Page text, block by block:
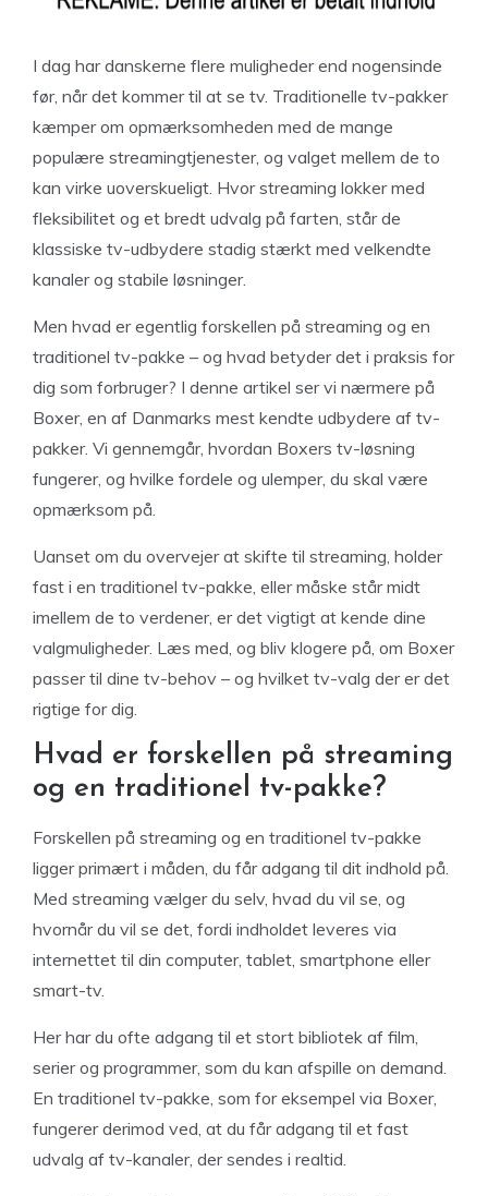
I dag har danskerne flere muligheder end nogensinde
før, når det kommer til at se tv. Traditionelle tv-pakker
kæmper om opmærksomheden med de mange
populære streamingtjenester, og valget mellem de to
kan virke uoverskueligt. Hvor streaming lokker med
fleksibilitet og et bredt udvalg på farten, står de
klassiske tv-udbydere stadig stærkt med velkendte
kanaler og stabile løsninger.
Men hvad er egentlig forskellen på streaming og en
traditionel tv-pakke – og hvad betyder det i praksis for
dig som forbruger? I denne artikel ser vi nærmere på
Boxer, en af Danmarks mest kendte udbydere af tv-
pakker. Vi gennemgår, hvordan Boxers tv-løsning
fungerer, og hvilke fordele og ulemper, du skal være
opmærksom på.
Uanset om du overvejer at skifte til streaming, holder
fast i en traditionel tv-pakke, eller måske står midt
imellem de to verdener, er det vigtigt at kende dine
valgmuligheder. Læs med, og bliv klogere på, om Boxer
passer til dine tv-behov – og hvilket tv-valg der er det
rigtige for dig.
Hvad er forskellen på streaming
og en traditionel tv-pakke?
Forskellen på streaming og en traditionel tv-pakke
ligger primært i måden, du får adgang til dit indhold på.
Med streaming vælger du selv, hvad du vil se, og
hvornår du vil se det, fordi indholdet leveres via
internettet til din computer, tablet, smartphone eller
smart-tv.
Her har du ofte adgang til et stort bibliotek af film,
serier og programmer, som du kan afspille on demand.
En traditionel tv-pakke, som for eksempel via Boxer,
fungerer derimod ved, at du får adgang til et fast
udvalg af tv-kanaler, der sendes i realtid.